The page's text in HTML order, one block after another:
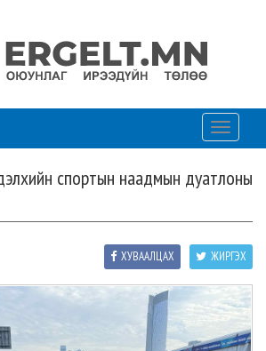
Toggle
спортын наадмын дуатлоны
ЖИРГЭХ
ХУВААЛЦАХ